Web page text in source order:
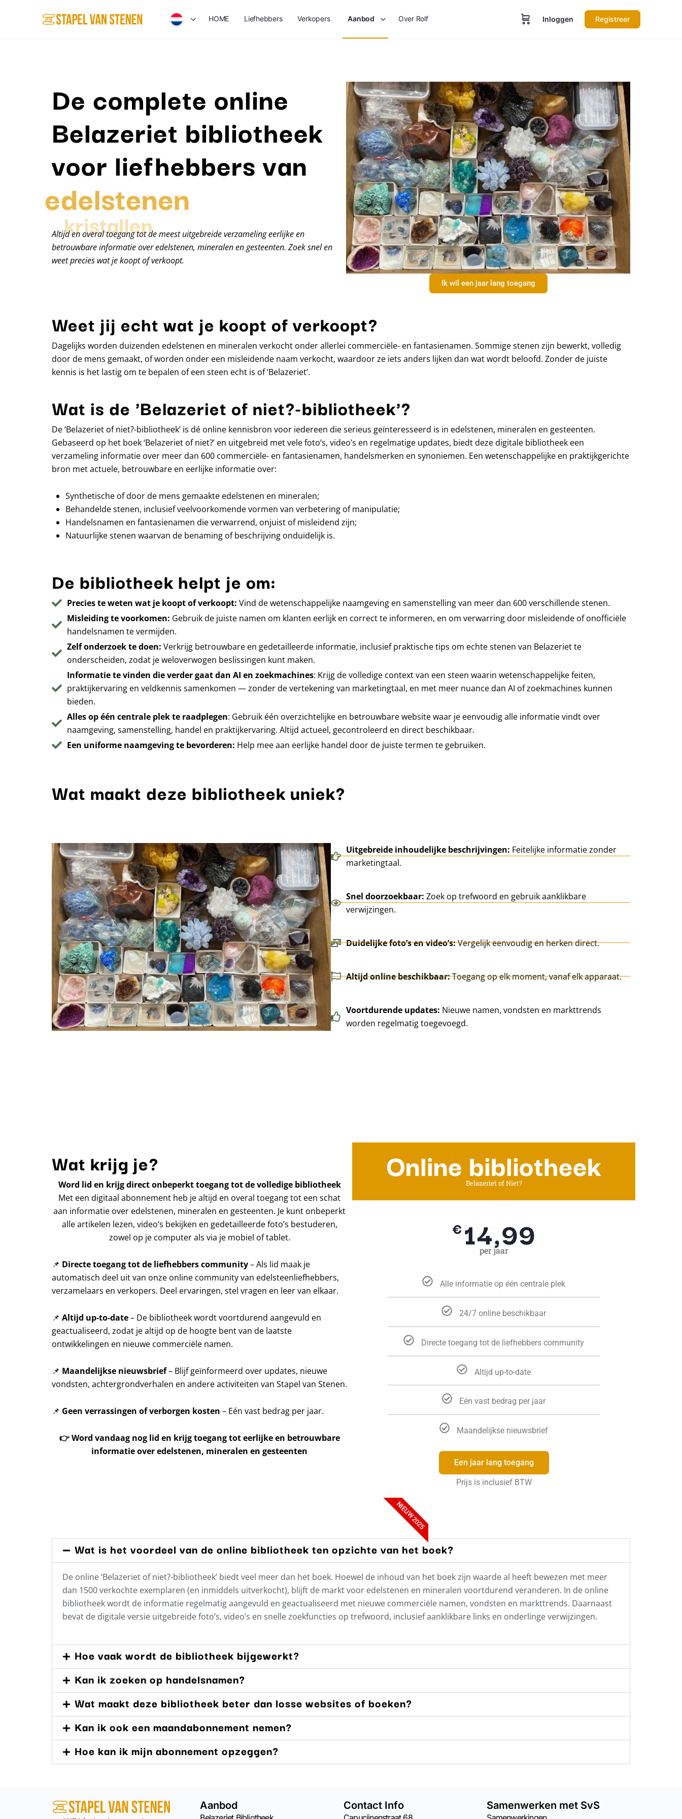
HOME Liefhebbers Verkopers Aanbod Over Rolf Inloggen Registreer
De complete online
Belazeriet bibliotheek
voor liefhebbers van
edelstenen
Altijd en overal toegang tot de meest uitgebreide verzameling eerlijke en
betrouwbare informatie over edelstenen, mineralen en gesteenten. Zoek snel en
weet precies wat je koopt of verkoopt.
Ik wil een jaar lang toegang
Weet jij echt wat je koopt of verkoopt?
Dagelijks worden duizenden edelstenen en mineralen verkocht onder allerlei commerciële- en fantasienamen. Sommige stenen zijn bewerkt, volledig
door de mens gemaakt, of worden onder een misleidende naam verkocht, waardoor ze iets anders lijken dan wat wordt beloofd. Zonder de juiste
kennis is het lastig om te bepalen of een steen echt is of ‘Belazeriet’.
Wat is de 'Belazeriet of niet?-bibliotheek'?
De ‘Belazeriet of niet?-bibliotheek’ is dé online kennisbron voor iedereen die serieus geïnteresseerd is in edelstenen, mineralen en gesteenten.
Gebaseerd op het boek ‘Belazeriet of niet?’ en uitgebreid met vele foto’s, video’s en regelmatige updates, biedt deze digitale bibliotheek een
verzameling informatie over meer dan 600 commerciële- en fantasienamen, handelsmerken en synoniemen. Een wetenschappelijke en praktijkgerichte
bron met actuele, betrouwbare en eerlijke informatie over:
Synthetische of door de mens gemaakte edelstenen en mineralen;
Behandelde stenen, inclusief veelvoorkomende vormen van verbetering of manipulatie;
Handelsnamen en fantasienamen die verwarrend, onjuist of misleidend zijn;
Natuurlijke stenen waarvan de benaming of beschrijving onduidelijk is.
De bibliotheek helpt je om:
Precies te weten wat je koopt of verkoopt: Vind de wetenschappelijke naamgeving en samenstelling van meer dan 600 verschillende stenen.
Misleiding te voorkomen: Gebruik de juiste namen om klanten eerlijk en correct te informeren, en om verwarring door misleidende of onofficiële
handelsnamen te vermijden.
Zelf onderzoek te doen: Verkrijg betrouwbare en gedetailleerde informatie, inclusief praktische tips om echte stenen van Belazeriet te
onderscheiden, zodat je weloverwogen beslissingen kunt maken.
Informatie te vinden die verder gaat dan AI en zoekmachines: Krijg de volledige context van een steen waarin wetenschappelijke feiten,
praktijkervaring en veldkennis samenkomen — zonder de vertekening van marketingtaal, en met meer nuance dan AI of zoekmachines kunnen
bieden.
Alles op één centrale plek te raadplegen: Gebruik één overzichtelijke en betrouwbare website waar je eenvoudig alle informatie vindt over
naamgeving, samenstelling, handel en praktijkervaring. Altijd actueel, gecontroleerd en direct beschikbaar.
Een uniforme naamgeving te bevorderen: Help mee aan eerlijke handel door de juiste termen te gebruiken.
Wat maakt deze bibliotheek uniek?
Uitgebreide inhoudelijke beschrijvingen: Feitelijke informatie zonder
marketingtaal.
Snel doorzoekbaar: Zoek op trefwoord en gebruik aanklikbare
verwijzingen.
Duidelijke foto’s en video’s:Vergelijk eenvoudig en herken direct.
Altijd online beschikbaar:Toegang op elk moment, vanaf elk apparaat.
Voortdurende updates: Nieuwe namen, vondsten en markttrends
worden regelmatig toegevoegd.
Wat krijg je?
Word lid en krijg direct onbeperkt toegang tot de volledige bibliotheek
Met een digitaal abonnement heb je altijd en overal toegang tot een schat
aan informatie over edelstenen, mineralen en gesteenten. Je kunt onbeperkt
alle artikelen lezen, video’s bekijken en gedetailleerde foto’s bestuderen,
zowel op je computer als via je mobiel of tablet.
📌 Directe toegang tot de liefhebbers community– Als lid maak je
automatisch deel uit van onze online community van edelsteenliefhebbers,
verzamelaars en verkopers. Deel ervaringen, stel vragen en leer van elkaar.
📌 Altijd up-to-date– De bibliotheek wordt voortdurend aangevuld en
geactualiseerd, zodat je altijd op de hoogte bent van de laatste
ontwikkelingen en nieuwe commerciële namen.
📌 Maandelijkse nieuwsbrief– Blijf geïnformeerd over updates, nieuwe
vondsten, achtergrondverhalen en andere activiteiten van Stapel van Stenen.
📌 Geen verrassingen of verborgen kosten – Eén vast bedrag per jaar.
👉Word vandaag nog lid en krijg toegang tot eerlijke en betrouwbare
informatie over edelstenen, mineralen en gesteenten
Online bibliotheek
Belazeriet of Niet?
€14,99
per jaar
Alle informatie op één centrale plek
24/7 online beschikbaar
Directe toegang tot de liefhebbers community
Altijd up-to-date
Eén vast bedrag per jaar
Maandelijkse nieuwsbrief
Een jaar lang toegang
Prijs is inclusief BTW
NIEUW 2025
Wat is het voordeel van de online bibliotheek ten opzichte van het boek?
De online ‘Belazeriet of niet?-bibliotheek’ biedt veel meer dan het boek. Hoewel de inhoud van het boek zijn waarde al heeft bewezen met meer
dan 1500 verkochte exemplaren (en inmiddels uitverkocht), blijft de markt voor edelstenen en mineralen voortdurend veranderen. In de online
bibliotheek wordt de informatie regelmatig aangevuld en geactualiseerd met nieuwe commerciële namen, vondsten en markttrends. Daarnaast
bevat de digitale versie uitgebreide foto’s, video’s en snelle zoekfuncties op trefwoord, inclusief aanklikbare links en onderlinge verwijzingen.
Hoe vaak wordt de bibliotheek bijgewerkt?
Kan ik zoeken op handelsnamen?
Wat maakt deze bibliotheek beter dan losse websites of boeken?
Kan ik ook een maandabonnement nemen?
Hoe kan ik mijn abonnement opzeggen?
Aanbod Contact Info Samenwerken met SvS